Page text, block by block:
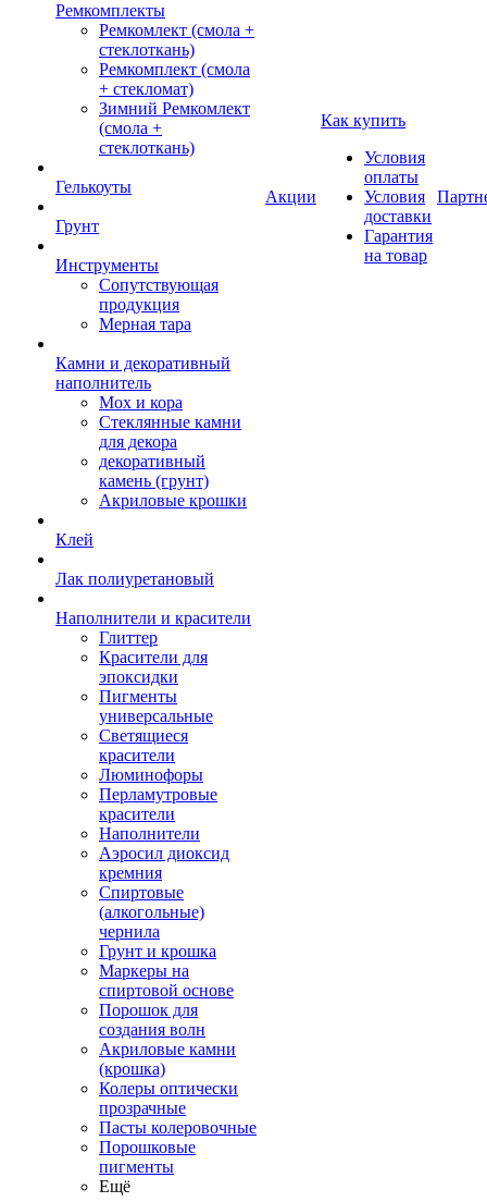
Ремкомплекты
Ремкомлект (смола +
стеклоткань)
Ремкомплект (смола
+ стекломат)
Зимний Ремкомлект
(смола +
стеклоткань)
Гелькоуты
Грунт
Инструменты
Сопутствующая
продукция
Мерная тара
Камни и декоративный
наполнитель
Мох и кора
Стеклянные камни
для декора
декоративный
камень (грунт)
Акриловые крошки
Клей
Лак полиуретановый
Наполнители и красители
Глиттер
Красители для
эпоксидки
Пигменты
универсальные
Светящиеся
красители
Люминофоры
Перламутровые
красители
Наполнители
Аэросил диоксид
кремния
Спиртовые
(алкогольные)
чернила
Грунт и крошка
Маркеры на
спиртовой основе
Порошок для
создания волн
Акриловые камни
(крошка)
Колеры оптически
прозрачные
Пасты колеровочные
Порошковые
пигменты
Ещё
Акции
Как купить
Условия
оплаты
Условия
доставки
Гарантия
на товар